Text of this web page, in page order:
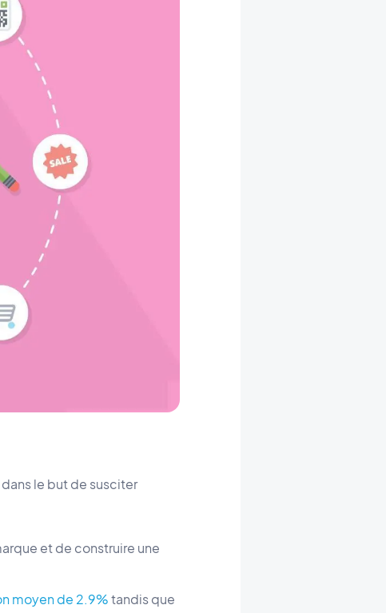
le but de susciter
et de construire une
moyen de 2.9%tandis que